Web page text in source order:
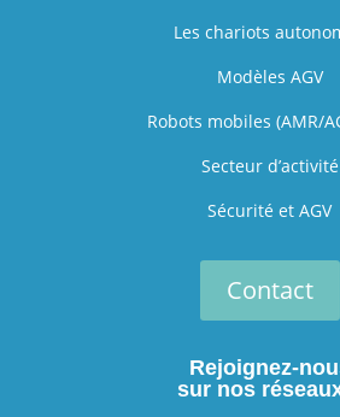
Les chariots
Modèles AGV
Robots mobiles (AMR/
Secteur d’activité
Sécurité et AGV
Contact
Rejoignez-
sur nos